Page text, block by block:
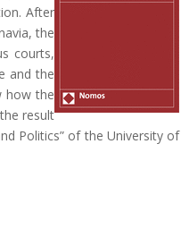
After
the
courts,
and the
how the
result
Politics” of the University of